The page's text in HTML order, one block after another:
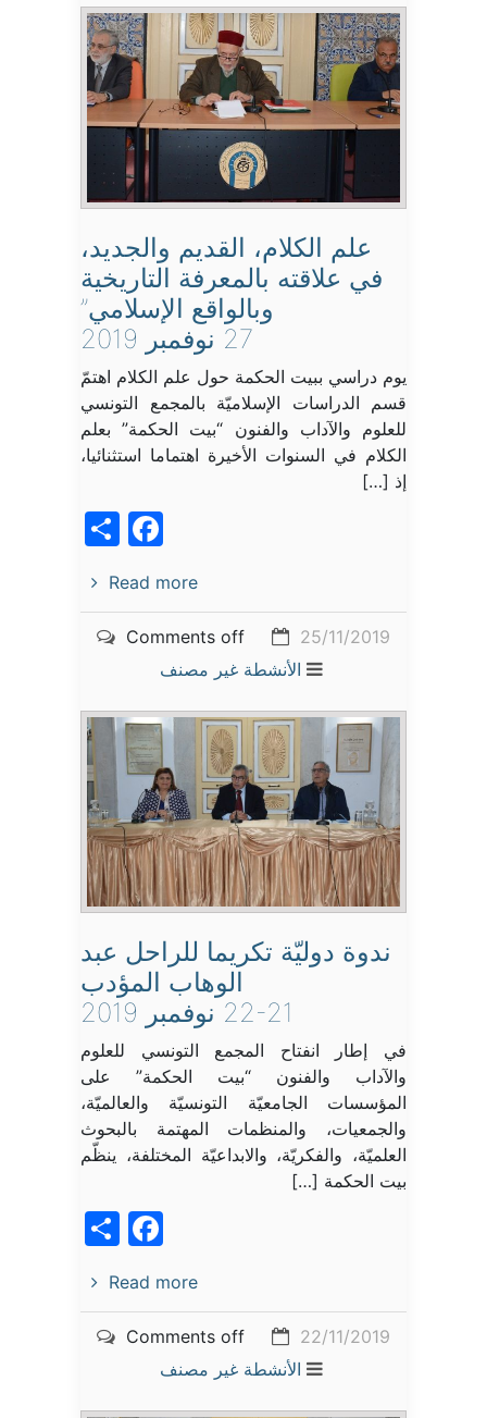
علم الكلام، القديم والجديد،
في علاقته بالمعرفة التاريخية
وبالواقع الإسلامي”
27 نوفمبر 2019
يوم دراسي ببيت الحكمة حول علم الكلام اهتمّ
قسم الدراسات الإسلاميّة بالمجمع التونسي
للعلوم والآداب والفنون “بيت الحكمة” بعلم
الكلام في السنوات الأخيرة اهتماما استثنائيا،
إذ […]
Read more
25/11/2019
Comments off
الأنشطة غير مصنف
ندوة دوليّة تكريما للراحل عبد
الوهاب المؤدب
22-21 نوفمبر 2019
في إطار انفتاح المجمع التونسي للعلوم
والآداب والفنون “بيت الحكمة” على
المؤسسات الجامعيّة التونسيّة والعالميّة،
والجمعيات، والمنظمات المهتمة بالبحوث
العلميّة، والفكريّة، والابداعيّة المختلفة، ينظّم
بيت الحكمة […]
Read more
22/11/2019
Comments off
الأنشطة غير مصنف